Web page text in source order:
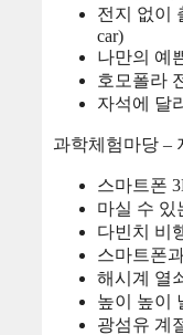
전지 없이
car)
나만의 예
호모폴라
자석에 달
과학체험마당 –
스마트폰
마실 수 있
다빈치 비
스마트폰
해시계 열
높이 높이
광섬유 계